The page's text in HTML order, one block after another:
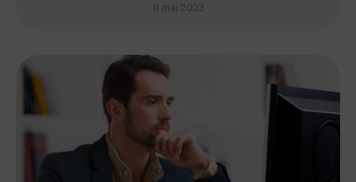
11 mai 2023